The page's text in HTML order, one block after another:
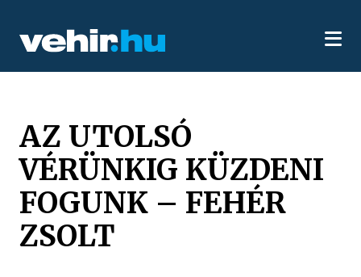
AZ UTOLSÓ
VÉRÜNKIG KÜZDENI
FOGUNK – FEHÉR
ZSOLT